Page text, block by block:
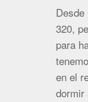
320,
para
en el
dormir